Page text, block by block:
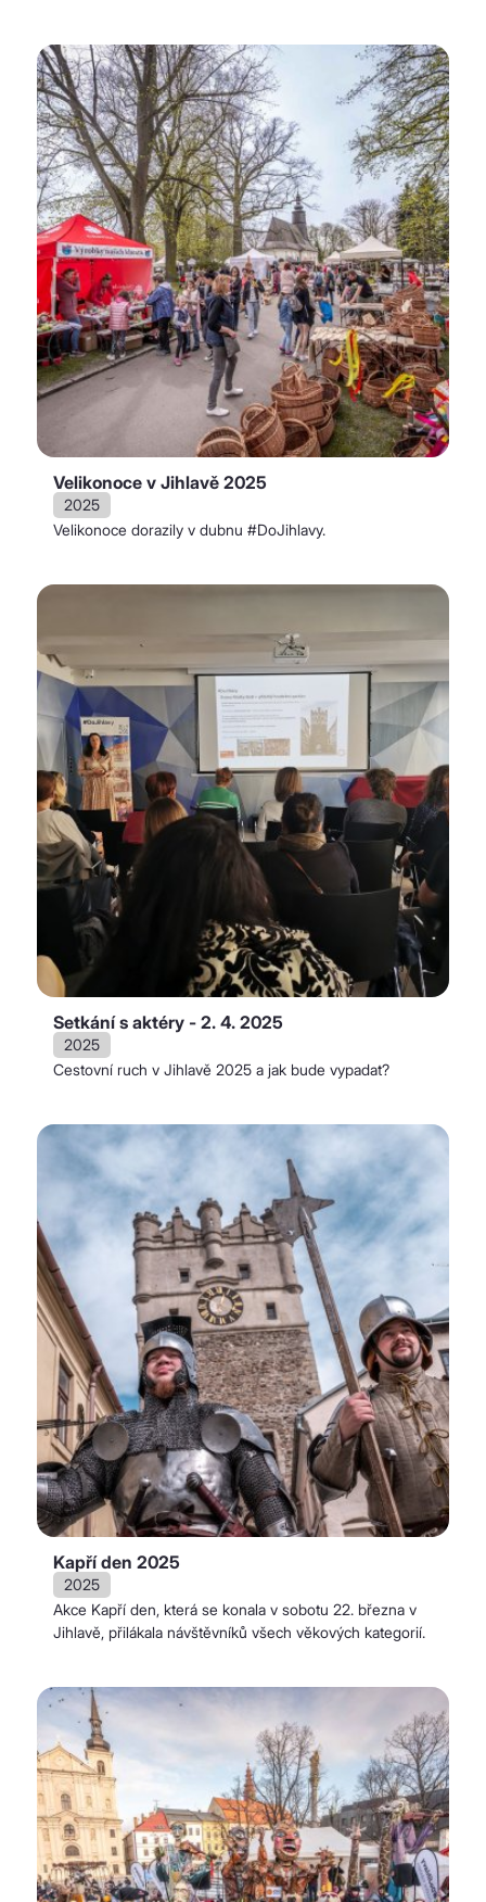
Velikonoce v Jihlavě 2025
2025
Velikonoce dorazily v dubnu #DoJihlavy.
Setkání s aktéry - 2. 4. 2025
2025
Cestovní ruch v Jihlavě 2025 a jak bude vypadat?
Kapří den 2025
2025
Akce Kapří den, která se konala v sobotu 22. března v
Jihlavě, přilákala návštěvníků všech věkových kategorií.